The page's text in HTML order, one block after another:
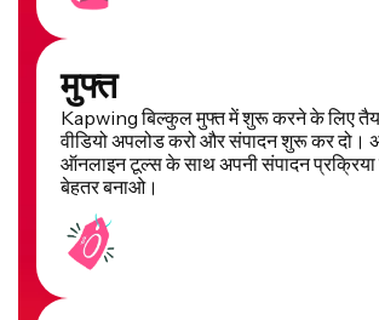
मुफ्त
Kapwing बिल्कुल मुफ्त में शुरू करने के लिए
वीडियो अपलोड करो और संपादन शुरू कर दो।
ऑनलाइन टूल्स के साथ अपनी संपादन प्रक्रिया
बेहतर बनाओ।